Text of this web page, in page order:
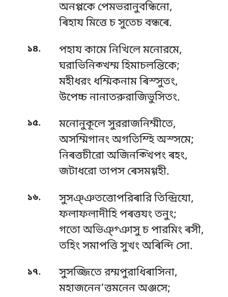
অনপ্পকে পেমভরানুবন্ধিনো,
ৰিহায মিত্তে চ সুতেচ বন্ধৰে.
১৪.
পহায কামে নিখিলে মনোরমে,
ঘরাভিনিক্খম্ম হিমাচলন্তিকে;
মহীধরং ধম্মিকনাম ৰিস্সুতং,
উপেচ্চ নানাতরুরাজিভুসিতং.
১৫.
মনোনুকূলে সুররাজনিম্মীতে,
অসম্মিগানং অগতিম্হি অস্সমে;
নিৰত্তচীরো অজিনক্খিপং ৰহং,
জটাধরো তাপস ৰেসমগ্গহী.
১৬.
সুসঞ্ঞতত্তোপরিৰারি তিন্দ্রিযো,
ফলাফলাদীহি পৰত্তযং তনুং;
গতো অভিঞ্গ্ঞাসু চ পারমিং ৰসী,
তহিং সমাপত্তি সুখং অৰিন্দি সো.
১৭.
সুসজ্জিতে রম্মপুরাধিৰাসিনা,
মহাজনেন’ত্তমনেন অঞ্জসে;